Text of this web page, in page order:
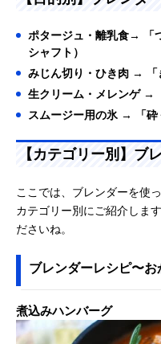
ポタージュ・離乳食→ 「
シャフト）
みじん切り・ひき肉 → 「
生クリーム・メレンゲ →
スムージー用の氷 → 「砕
【カテゴリー別】ブ
ここでは、ブレンダーを使
カテゴリー別にご紹介しま
ださいね。
ブレンダーレシピ〜
煮込みハンバーグ